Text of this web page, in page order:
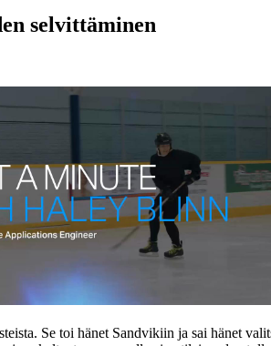
selvittäminen
Se toi hänet Sandvikiin ja sai hänet